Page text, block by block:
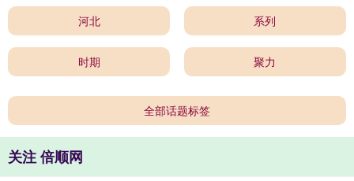
河北 系列
时期 聚力
全部话题标签
关注 倍顺网